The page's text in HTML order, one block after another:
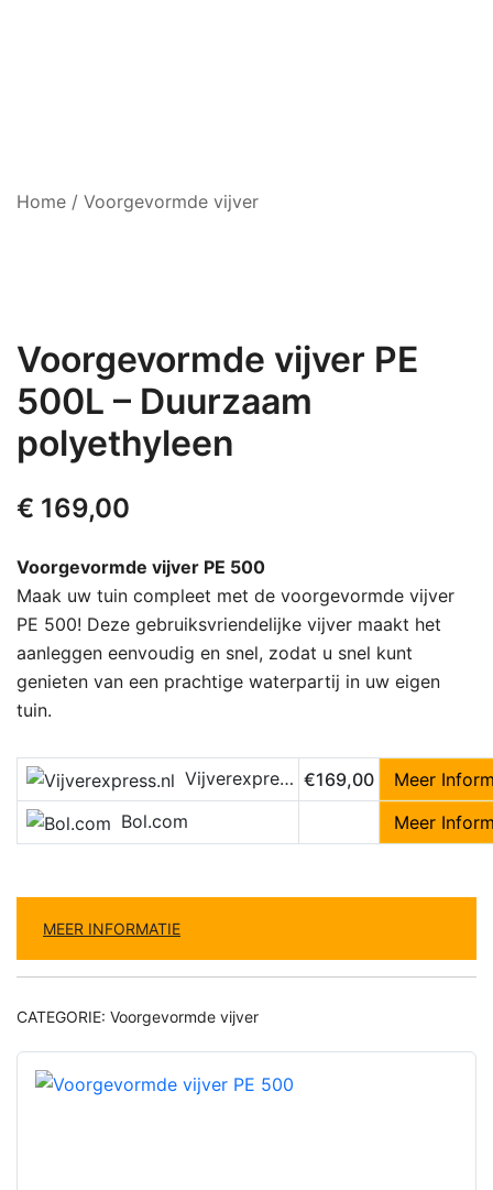
Home / Voorgevormde vijver
Voorgevormde vijver PE
500L – Duurzaam
polyethyleen
€ 169,00
Voorgevormde vijver PE 500
Maak uw tuin compleet met de voorgevormde vijver
PE 500! Deze gebruiksvriendelijke vijver maakt het
aanleggen eenvoudig en snel, zodat u snel kunt
genieten van een prachtige waterpartij in uw eigen
tuin.
Vijverexpress.nl €169,00
Meer
Bol.com
Meer
MEER INFORMATIE
CATEGORIE: Voorgevormde vijver